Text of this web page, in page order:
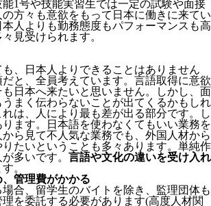
1号や技能実習生では一定の試験や面接
方々も意欲をもって日本に働きに来てい
人よりも勤務態度もパフォーマンスも高
見受けられます。
、日本人よりできることはありません
と、全員考えています。言語取得に意欲
日本へ来たいと思いません。しかし、面
まく伝わらないことが出てくるかもしれ
れは、人により最も差が出る部分です。し
ます。日本語を使わなくてもいい業務を
ら見て不人気な業務でも、外国人材から
りたいということも多々あります。単純作
多いです。 言語や文化の違いを受け入れ
。
管理費がかかる
合、留学生のバイトを除き、 監理団体も
を委託する必要があります(高度人材関